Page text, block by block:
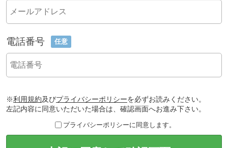
電話番号 任意
※利用規約及びプライバシーポリシーを必ずお読みください。
左記内容に同意いただいた場合は、確認画面へお進み下さい。
プライバシーポリシーに同意します。